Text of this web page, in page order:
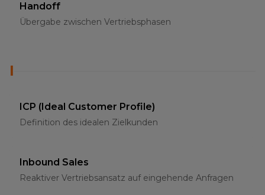
Handoff
Übergabe zwischen Vertriebsphasen
I
ICP (Ideal Customer Profile)
Definition des idealen Zielkunden
Inbound Sales
Reaktiver Vertriebsansatz auf eingehende Anfragen